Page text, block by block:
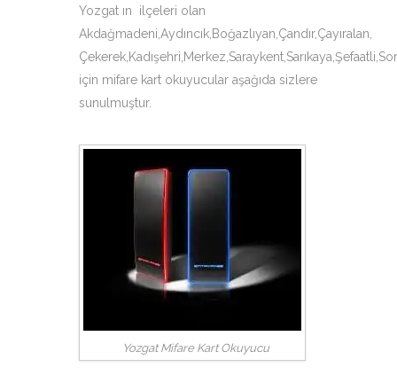
Yozgat ın ilçeleri olan
Akdağmadeni,Aydıncık,Boğazlıyan,Çandır,Çayıralan,
için mifare kart okuyucular aşağıda sizlere
sunulmuştur.
Yozgat Mifare Kart Okuyucu